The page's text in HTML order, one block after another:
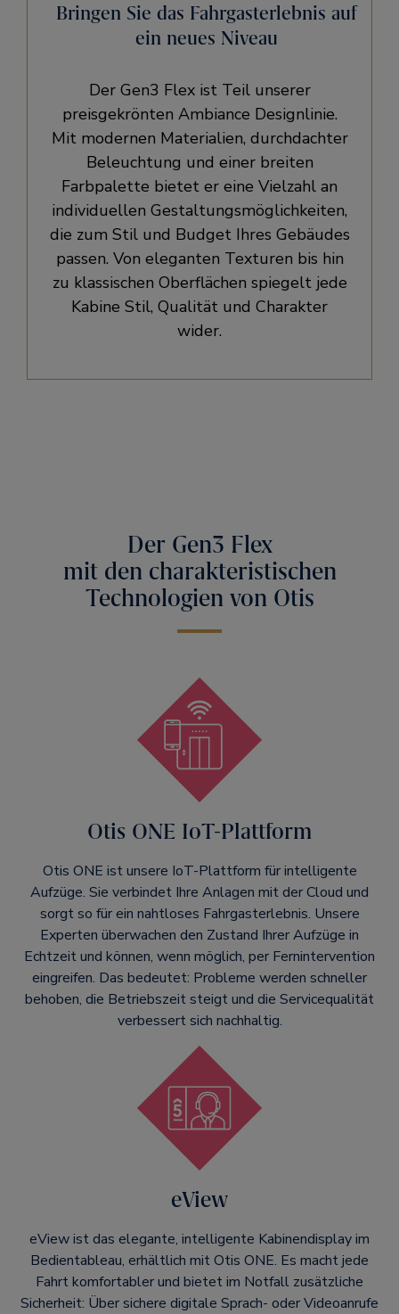
Bringen Sie das Fahrgasterlebnis auf
ein neues Niveau
Der Gen3 Flex ist Teil unserer
preisgekrönten Ambiance Designlinie.
Mit modernen Materialien, durchdachter
Beleuchtung und einer breiten
Farbpalette bietet er eine Vielzahl an
individuellen Gestaltungsmöglichkeiten,
die zum Stil und Budget Ihres Gebäudes
passen. Von eleganten Texturen bis hin
zu klassischen Oberflächen spiegelt jede
Kabine Stil, Qualität und Charakter
wider.
Der Gen3 Flex
mit den charakteristischen
Technologien von Otis
Otis ONE IoT-Plattform
Otis ONE ist unsere IoT-Plattform für intelligente
Aufzüge. Sie verbindet Ihre Anlagen mit der Cloud und
sorgt so für ein nahtloses Fahrgasterlebnis. Unsere
Experten überwachen den Zustand Ihrer Aufzüge in
Echtzeit und können, wenn möglich, per Fernintervention
eingreifen. Das bedeutet: Probleme werden schneller
behoben, die Betriebszeit steigt und die Servicequalität
verbessert sich nachhaltig.
eView
eView ist das elegante, intelligente Kabinendisplay im
Bedientableau, erhältlich mit Otis ONE. Es macht jede
Fahrt komfortabler und bietet im Notfall zusätzliche
Sicherheit: Über sichere digitale Sprach- oder Videoanrufe